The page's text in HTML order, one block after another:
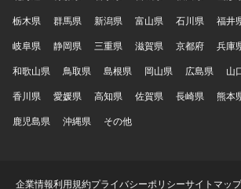
栃木県
群馬県 新潟県 富山県 石川県 福井
岐阜県
静岡県 三重県 滋賀県 京都府 兵庫
和歌山県
鳥取県 島根県 岡山県 広島県 山
香川県
愛媛県 高知県 佐賀県 長崎県 熊本
鹿児島県
沖縄県 その他
企業情報利用規約プライバシーポリシーサイトマップ